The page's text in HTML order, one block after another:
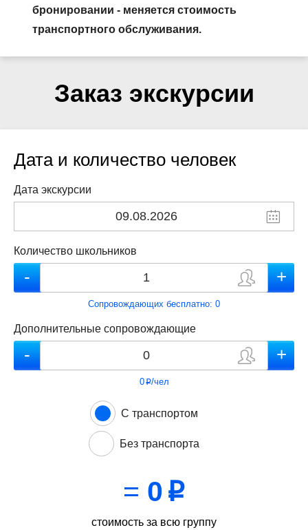
бронировании - меняется стоимость
транспортного обслуживания.
Заказ экскурсии
Дата и количество человек
Дата экскурсии
Количество школьников
Сопровождающих бесплатно: 0
Дополнительные сопровождающие
0p/чел
С транспортом
Без транспорта
= 0 p
стоимость за всю группу